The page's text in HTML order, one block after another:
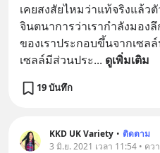
เคยสงสัยไหมว่าแท้จริงแล้วตั
จินตนาการว่าเรากำลังมอง
ของเราประกอบขึ้นจากเซล
เซลล์มีส่วนประ... ดูเพิ่มเติม
19 บันทึก
KKD UK Variety • ติดตาม
3 มิ.ย. 2021 เวลา 11:54 • คว